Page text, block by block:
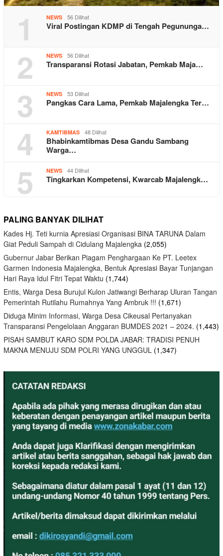
1 NEWS 56 Dilihat
Viral Postingan KDMP di Tengah Pegununga…
2 NEWS 56 Dilihat
Transparansi Rotasi Jabatan, Pemkab Maja…
3 NEWS 53 Dilihat
Pangkas Cara Lama, Pemkab Majalengka Ter…
4 KAMTIBMAS 48 Dilihat
Bhabinkamtibmas Desa Gandu Sambang
Warga…
5 NEWS 44 Dilihat
Tingkarkan Kompetensi, Kwarcab Majalengk…
PALING BANYAK DILIHAT
Kades Hj. Teti kurnia Apresiasi Organisasi BINA TARUNA Dalam
Giat Peduli Sampah di Cidulang Majalengka (2,055)
Gubernur Jabar Berikan Piagam Penghargaan Ke PT. Leetex
Garmen Indonesia Majalengka, Bentuk Apresiasi Bayar Tunjangan
Hari Raya Idul Fitri Tepat Waktu (1,744)
Entis, Warga Desa Burujul Kulon Jatiwangi Berharap Uluran Tangan
Pemerintah Rutilahu Rumahnya Yang Ambruk !!! (1,671)
Diduga Minim Informasi, Warga Desa Cikeusal Pertanyakan
Transparansi Pengelolaan Anggaran BUMDES 2021 – 2024. (1,443)
PISAH SAMBUT KARO SDM POLDA JABAR: TRADISI PENUH
MAKNA MENUJU SDM POLRI YANG UNGGUL (1,347)